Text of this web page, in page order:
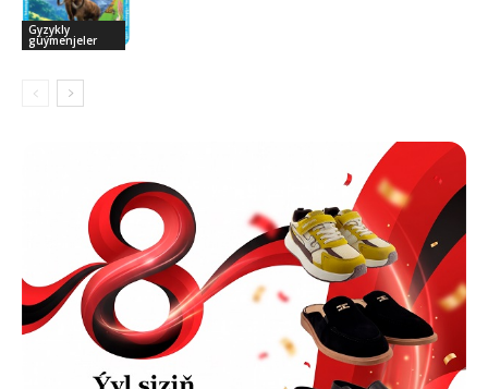
Gyzykly
güýmenjeler